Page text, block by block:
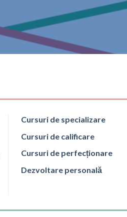
Cursuri de specializare
Cursuri de calificare
Cursuri de perfecționare
Dezvoltare personală